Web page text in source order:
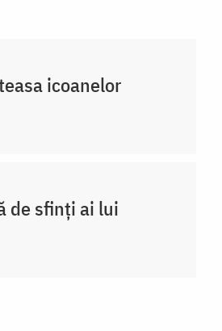
icoanelor
de sfinți ai lui